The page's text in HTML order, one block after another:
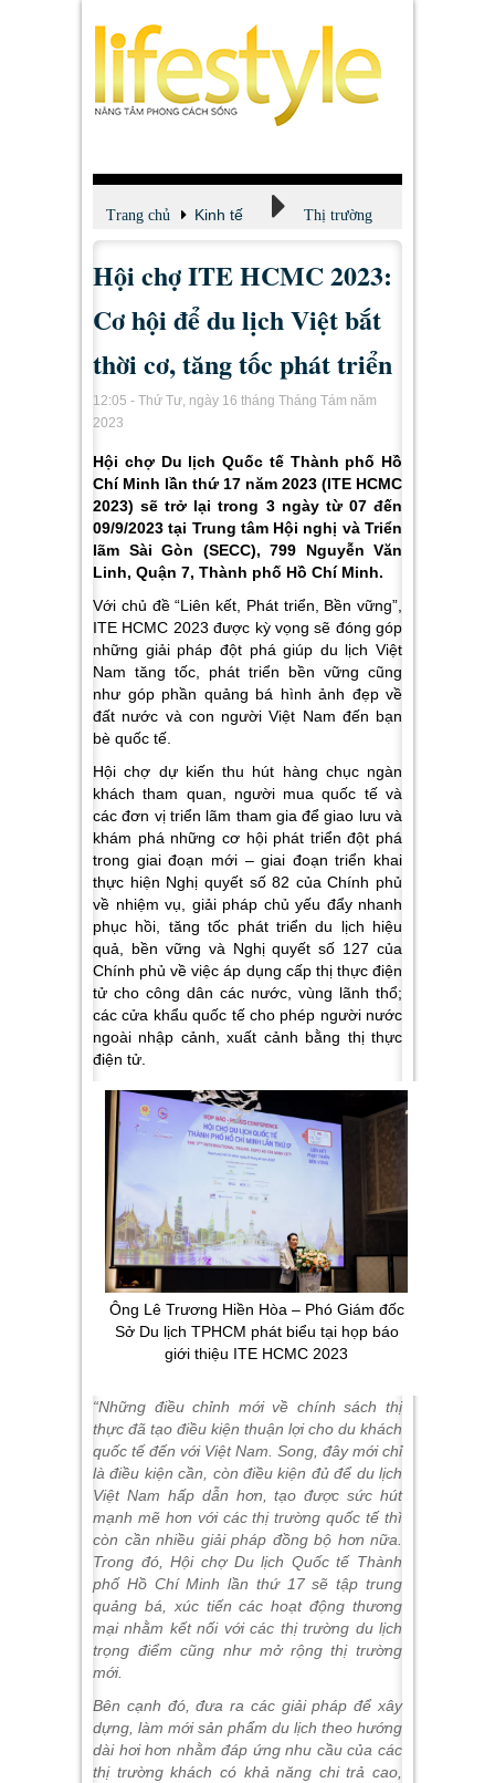
Trang chủ Kinh tế Thị trường
Hội chợ ITE HCMC 2023:
Cơ hội để du lịch Việt bắt
thời cơ, tăng tốc phát triển
12:05 - Thứ Tư, ngày 16 tháng Tháng Tám năm
2023
Hội chợ Du lịch Quốc tế Thành phố Hồ
Chí Minh lần thứ 17 năm 2023 (ITE HCMC
2023) sẽ trở lại trong 3 ngày từ 07 đến
09/9/2023 tại Trung tâm Hội nghị và Triển
lãm Sài Gòn (SECC), 799 Nguyễn Văn
Linh, Quận 7, Thành phố Hồ Chí Minh.
Với chủ đề “Liên kết, Phát triển, Bền vững”,
ITE HCMC 2023 được kỳ vọng sẽ đóng góp
những giải pháp đột phá giúp du lịch Việt
Nam tăng tốc, phát triển bền vững cũng
như góp phần quảng bá hình ảnh đẹp về
đất nước và con người Việt Nam đến bạn
bè quốc tế.
Hội chợ dự kiến thu hút hàng chục ngàn
khách tham quan, người mua quốc tế và
các đơn vị triển lãm tham gia để giao lưu và
khám phá những cơ hội phát triển đột phá
trong giai đoạn mới – giai đoạn triển khai
thực hiện Nghị quyết số 82 của Chính phủ
về nhiệm vụ, giải pháp chủ yếu đẩy nhanh
phục hồi, tăng tốc phát triển du lịch hiệu
quả, bền vững và Nghị quyết số 127 của
Chính phủ về việc áp dụng cấp thị thực điện
tử cho công dân các nước, vùng lãnh thổ;
các cửa khẩu quốc tế cho phép người nước
ngoài nhập cảnh, xuất cảnh bằng thị thực
điện tử.
Ông Lê Trương Hiền Hòa – Phó Giám đốc
Sở Du lịch TPHCM phát biểu tại họp báo
giới thiệu ITE HCMC 2023
“Những điều chỉnh mới về chính sách thị
thực đã tạo điều kiện thuận lợi cho du khách
quốc tế đến với Việt Nam. Song, đây mới chỉ
là điều kiện cần, còn điều kiện đủ để du lịch
Việt Nam hấp dẫn hơn, tạo được sức hút
mạnh mẽ hơn với các thị trường quốc tế thì
còn cần nhiều giải pháp đồng bộ hơn nữa.
Trong đó, Hội chợ Du lịch Quốc tế Thành
phố Hồ Chí Minh lần thứ 17 sẽ tập trung
quảng bá, xúc tiến các hoạt động thương
mại nhằm kết nối với các thị trường du lịch
trọng điểm cũng như mở rộng thị trường
mới.
Bên cạnh đó, đưa ra các giải pháp để xây
dựng, làm mới sản phẩm du lịch theo hướng
dài hơi hơn nhằm đáp ứng nhu cầu của các
thị trường khách có khả năng chi trả cao,